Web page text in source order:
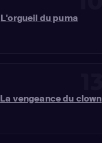
L'orgueil du puma
La vengeance du clown